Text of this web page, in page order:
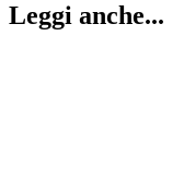
Leggi anche...